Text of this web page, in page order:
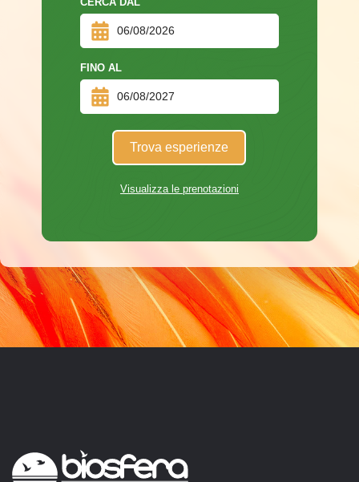
FINO AL
Trova esperienze
Visualizza le prenotazioni